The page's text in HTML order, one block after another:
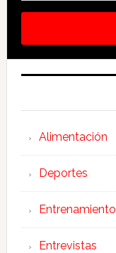
Alimentación
Deportes
Entrenamiento
Entrevistas